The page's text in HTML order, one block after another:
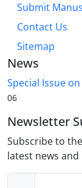
Submit
Contact Us
Sitemap
News
Special Issue
06
Newsletter
Subscribe to
latest news